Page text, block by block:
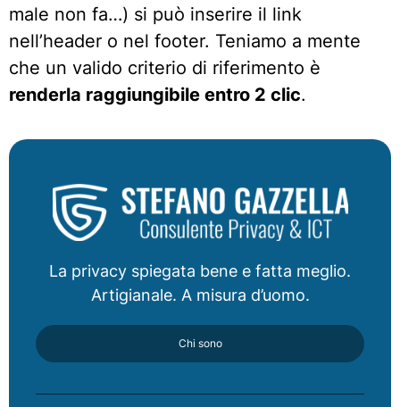
male non fa…) si può inserire il link
nell’header o nel footer. Teniamo a mente
che un valido criterio di riferimento è
renderla raggiungibile entro 2 clic.
La privacy spiegata bene e fatta meglio.
Artigianale. A misura d’uomo.
Chi sono